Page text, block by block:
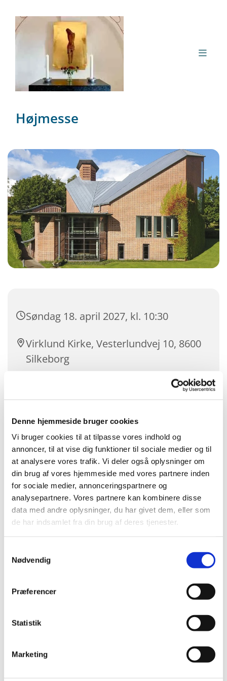
Denne hjemmeside bruger cookies
Vi bruger cookies til at tilpasse vores indhold og
annoncer, til at vise dig funktioner til sociale medier og til
at analysere vores trafik. Vi deler også oplysninger om
din brug af vores hjemmeside med vores partnere inden
for sociale medier, annonceringspartnere og
analysepartnere. Vores partnere kan kombinere disse
data med andre oplysninger, du har givet dem, eller som
de har indsamlet fra din brug af deres tjenester.
Nødvendig
Præferencer
Statistik
Marketing
Højmesse
Søndag 18. april 2027, kl. 10:30
Virklund Kirke, Vesterlundvej 10, 8600
Silkeborg
Du vil måske også kunne